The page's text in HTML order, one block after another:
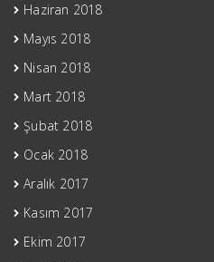
Haziran 2018
Mayıs 2018
Nisan 2018
Mart 2018
Şubat 2018
Ocak 2018
Aralık 2017
Kasım 2017
Ekim 2017